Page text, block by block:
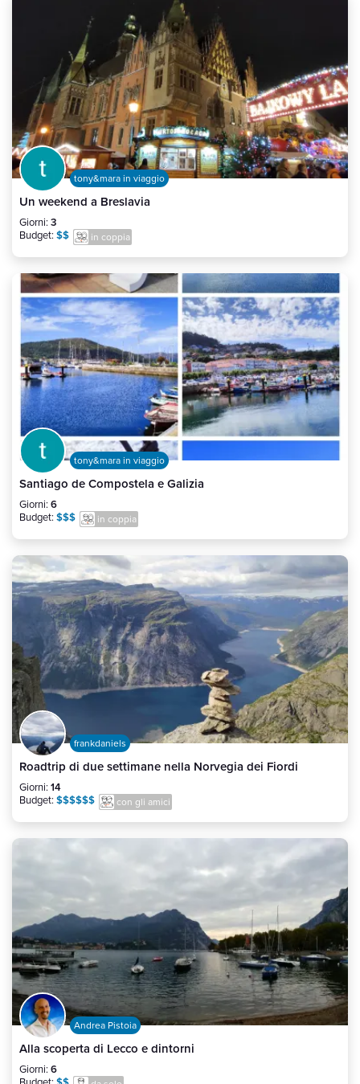
tony&mara in viaggio
Un weekend a Breslavia
Giorni: 3
Budget: $$ in coppia
tony&mara in viaggio
Santiago de Compostela e Galizia
Giorni: 6
Budget: $$$ in coppia
frankdaniels
Roadtrip di due settimane nella Norvegia dei Fiordi
Giorni: 14
Budget: $$$$$$ con gli amici
Andrea Pistoia
Alla scoperta di Lecco e dintorni
Giorni: 6